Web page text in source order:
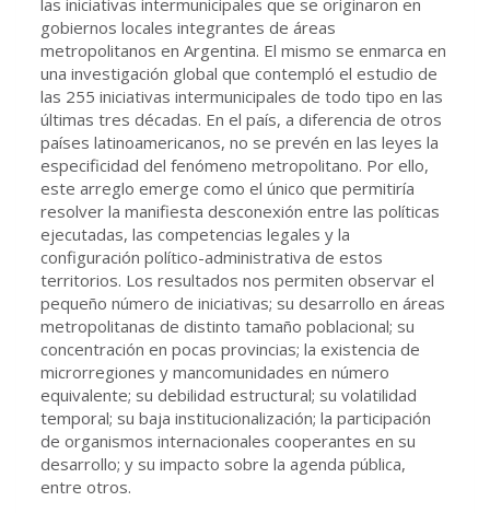
gobiernos locales integrantes de áreas
metropolitanos en Argentina. El mismo se enmarca en
una investigación global que contempló el estudio de
las 255 iniciativas intermunicipales de todo tipo en las
últimas tres décadas. En el país, a diferencia de otros
países latinoamericanos, no se prevén en las leyes la
especificidad del fenómeno metropolitano. Por ello,
este arreglo emerge como el único que permitiría
resolver la manifiesta desconexión entre las políticas
ejecutadas, las competencias legales y la
configuración político-administrativa de estos
territorios. Los resultados nos permiten observar el
pequeño número de iniciativas; su desarrollo en áreas
metropolitanas de distinto tamaño poblacional; su
concentración en pocas provincias; la existencia de
microrregiones y mancomunidades en número
equivalente; su debilidad estructural; su volatilidad
temporal; su baja institucionalización; la participación
de organismos internacionales cooperantes en su
desarrollo; y su impacto sobre la agenda pública,
entre otros.